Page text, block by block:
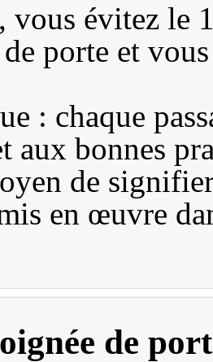
vous évitez le
porte et
: chaque
aux bonnes
de
en œuvre
de